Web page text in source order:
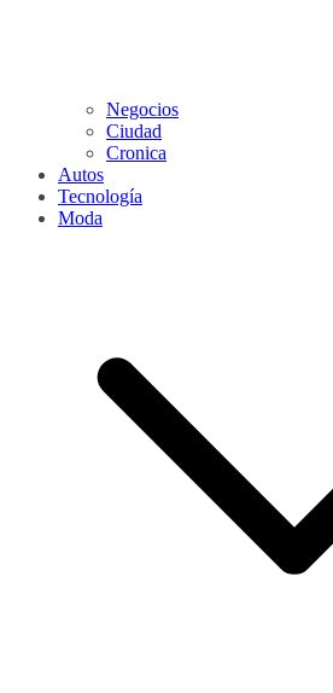
Negocios
Ciudad
Cronica
Autos
Tecnología
Moda